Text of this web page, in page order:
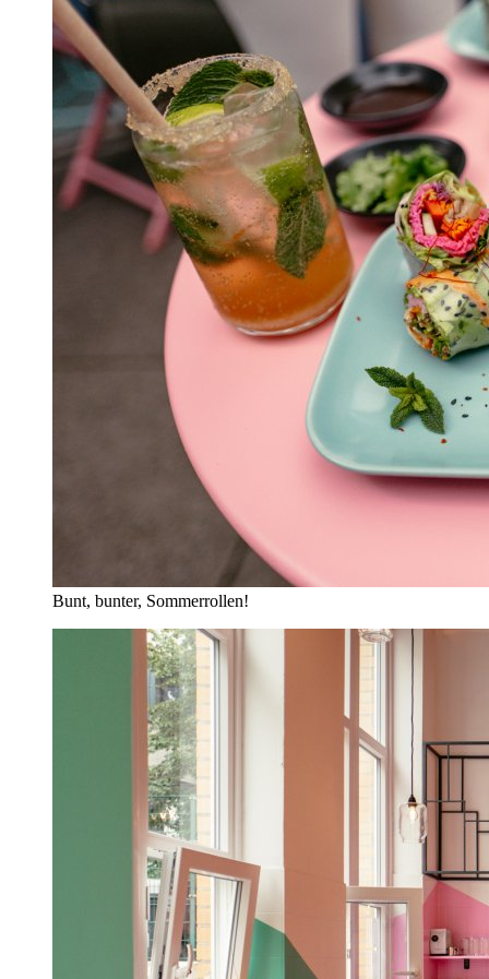
Bunt, bunter, Sommerrollen!